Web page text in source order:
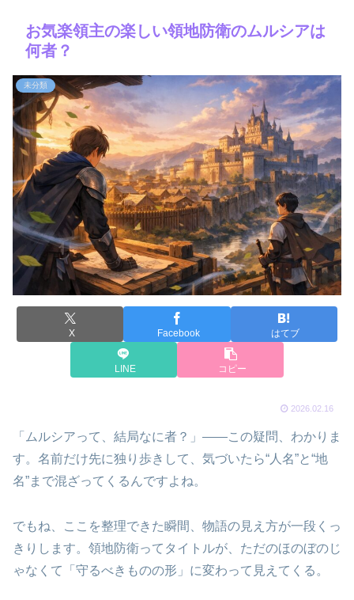
お気楽領主の楽しい領地防衛のムルシアは
何者？
未分類
X Facebook はてブ
LINE コピー
2026.02.16
「ムルシアって、結局なに者？」――この疑問、わかりま
す。名前だけ先に独り歩きして、気づいたら“人名”と“地
名”まで混ざってくるんですよね。
でもね、ここを整理できた瞬間、物語の見え方が一段くっ
きりします。領地防衛ってタイトルが、ただのほのぼのじ
ゃなくて「守るべきものの形」に変わって見えてくる。